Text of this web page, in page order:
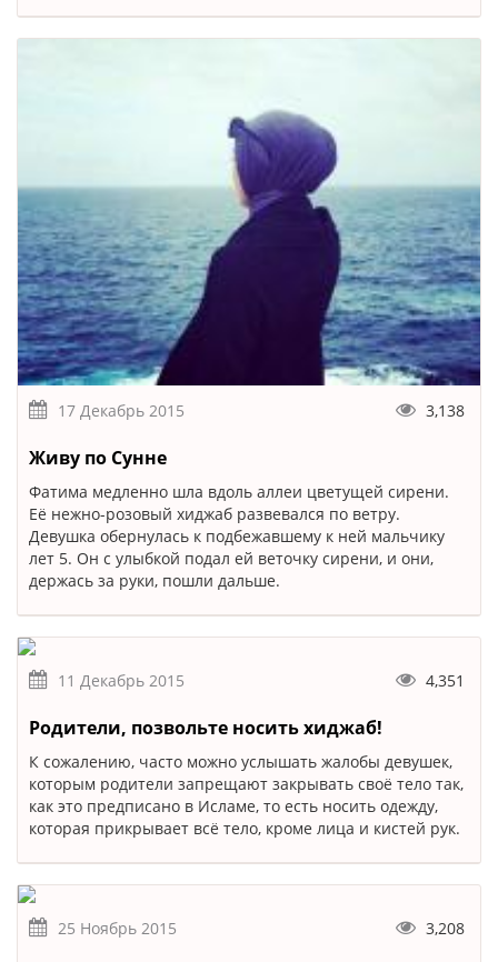
17 Декабрь 2015 3,138
Живу по Сунне
Фатима медленно шла вдоль аллеи цветущей сирени.
Её нежно-розовый хиджаб развевался по ветру.
Девушка обернулась к подбежавшему к ней мальчику
лет 5. Он с улыбкой подал ей веточку сирени, и они,
держась за руки, пошли дальше.
11 Декабрь 2015 4,351
Родители, позвольте носить хиджаб!
К сожалению, часто можно услышать жалобы девушек,
которым родители запрещают закрывать своё тело так,
как это предписано в Исламе, то есть носить одежду,
которая прикрывает всё тело, кроме лица и кистей рук.
25 Ноябрь 2015 3,208